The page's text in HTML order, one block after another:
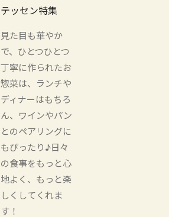
テッセン特集
見た目も華やか
で、ひとつひとつ
丁寧に作られたお
惣菜は、ランチや
ディナーはもちろ
ん、ワインやパン
とのペアリングに
もぴったり♪日々
の食事をもっと心
地よく、もっと楽
しくしてくれま
す！